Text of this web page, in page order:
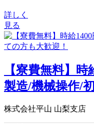
詳しく
見る
【寮費無料】
製造/機械操作/
株式会社平山 山梨支店